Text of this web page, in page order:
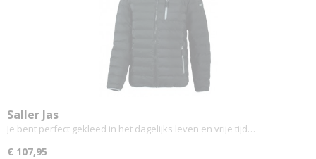
Saller Jas
Je bent perfect gekleed in het dagelijks leven en vrije tijd…
€ 107,95